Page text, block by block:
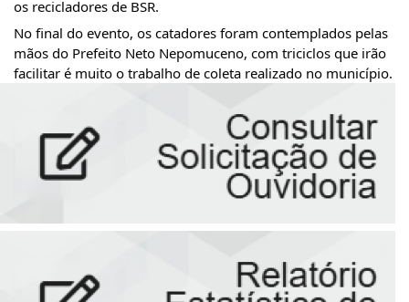
os recicladores de BSR.
No final do evento, os catadores foram contemplados pelas
mãos do Prefeito Neto Nepomuceno, com triciclos que irão
facilitar é muito o trabalho de coleta realizado no município.